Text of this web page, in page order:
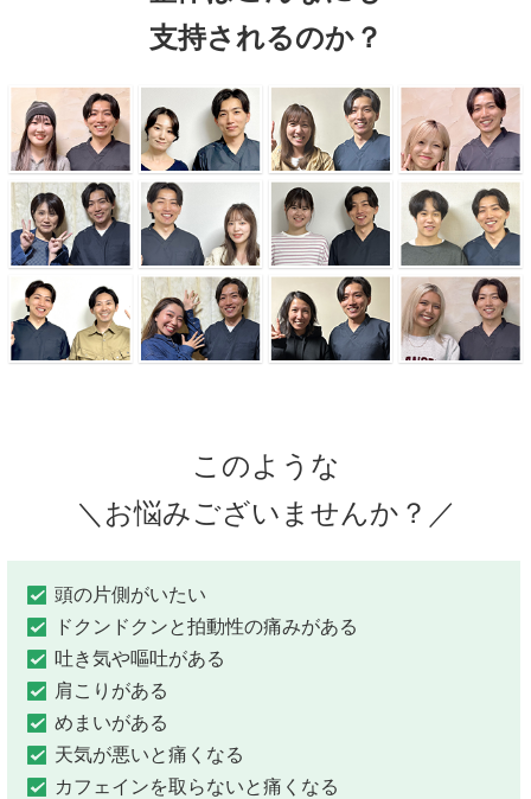
支持されるのか？
このような
＼お悩みございませんか？／
頭の片側がいたい
ドクンドクンと拍動性の痛みがある
吐き気や嘔吐がある
肩こりがある
めまいがある
天気が悪いと痛くなる
カフェインを取らないと痛くなる